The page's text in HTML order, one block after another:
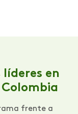
líderes en
frente a